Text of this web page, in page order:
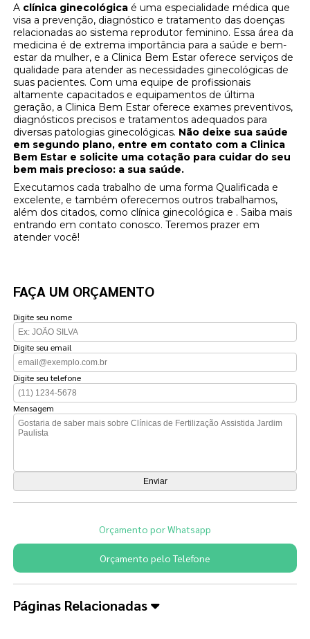
A clínica ginecológica é uma especialidade médica que
visa a prevenção, diagnóstico e tratamento das doenças
relacionadas ao sistema reprodutor feminino. Essa área da
medicina é de extrema importância para a saúde e bem-
estar da mulher, e a Clinica Bem Estar oferece serviços de
qualidade para atender as necessidades ginecológicas de
suas pacientes. Com uma equipe de profissionais
altamente capacitados e equipamentos de última
geração, a Clinica Bem Estar oferece exames preventivos,
diagnósticos precisos e tratamentos adequados para
diversas patologias ginecológicas. Não deixe sua saúde
em segundo plano, entre em contato com a Clinica
Bem Estar e solicite uma cotação para cuidar do seu
bem mais precioso: a sua saúde.
Executamos cada trabalho de uma forma Qualificada e
excelente, e também oferecemos outros trabalhamos,
além dos citados, como clínica ginecológica e . Saiba mais
entrando em contato conosco. Teremos prazer em
atender você!
FAÇA UM ORÇAMENTO
Digite seu nome
Digite seu email
Digite seu telefone
Mensagem
Orçamento por Whatsapp
Orçamento pelo Telefone
Páginas Relacionadas